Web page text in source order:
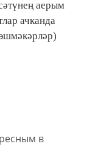
аерым
ачканда
в